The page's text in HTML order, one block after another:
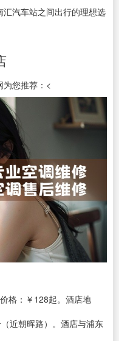
汽车站之间出行的理想选
为您推荐：<
格：￥128起。酒店地
近朝晖路）。酒店与浦东